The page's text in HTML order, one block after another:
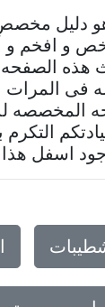
دليل
و افخم و
هذه الصفحه
فى المرات
المخصصه
اسفل